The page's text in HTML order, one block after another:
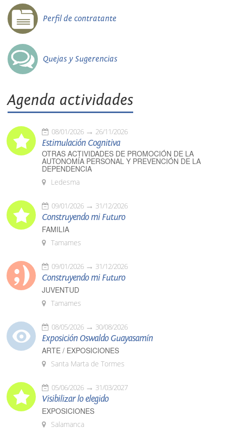
Perfil de contratante
Quejas y Sugerencias
Agenda actividades
08/01/2026 26/11/2026
Estimulación Cognitiva
OTRAS ACTIVIDADES DE PROMOCIÓN DE LA
AUTONOMÍA PERSONAL Y PREVENCIÓN DE LA
DEPENDENCIA
Ledesma
09/01/2026 31/12/2026
Construyendo mi Futuro
FAMILIA
Tamames
09/01/2026 31/12/2026
Construyendo mi Futuro
JUVENTUD
Tamames
08/05/2026 30/08/2026
Exposición Oswaldo Guayasamín
ARTE / EXPOSICIONES
Santa Marta de Tormes
05/06/2026 31/03/2027
Visibilizar lo elegido
EXPOSICIONES
Salamanca